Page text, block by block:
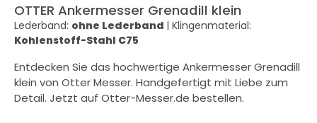
OTTER Ankermesser Grenadill klein
Lederband: ohne Lederband | Klingenmaterial:
Kohlenstoff-Stahl C75
Entdecken Sie das hochwertige Ankermesser Grenadill
klein von Otter Messer. Handgefertigt mit Liebe zum
Detail. Jetzt auf Otter-Messer.de bestellen.